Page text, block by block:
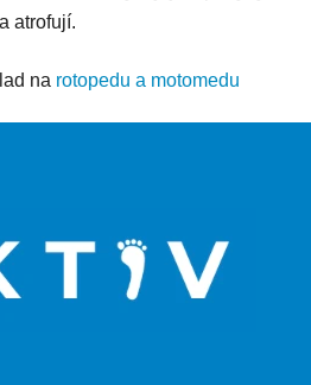
atrofují.
na rotopedu a motomedu